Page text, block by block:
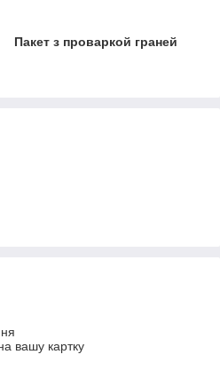
Пакет з проваркой граней
вашу картку